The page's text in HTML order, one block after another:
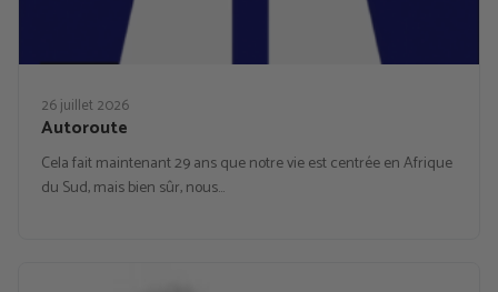
26 juillet 2026
Autoroute
Cela fait maintenant 29 ans que notre vie est centrée en Afrique
du Sud, mais bien sûr, nous…